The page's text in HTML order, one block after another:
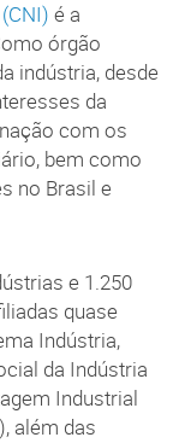
é a
órgão
indústria, desde
da
com os
bem como
no Brasil e
e 1.250
quase
Indústria,
da Indústria
Industrial
além das